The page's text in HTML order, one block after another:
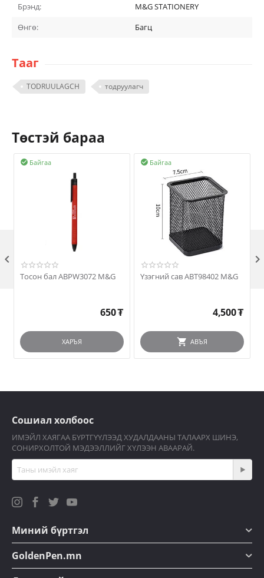
Брэнд:
M&G STATIONERY
Өнгө:
Багц
Тааг
TODRUULAGCH тодруулагч
Төстэй бараа
Байгаа

Тосон бал ABPW3072 М&G
650₮
ХАРЪЯ
Байгаа

Үзэгний сав ABT98402 M&G
4,500₮
АВЪЯ
 
Сошиал холбоос
ИМЭЙЛ ХАЯГАА БҮРТГҮҮЛЭЭД ХУДАЛДААНЫ ТАЛААРХ ШИНЭ,
СОНИРХОЛТОЙ МЭДЭЭЛЛИЙГ ХҮЛЭЭН АВААРАЙ.
Миний бүртгэл
GoldenPen.mn